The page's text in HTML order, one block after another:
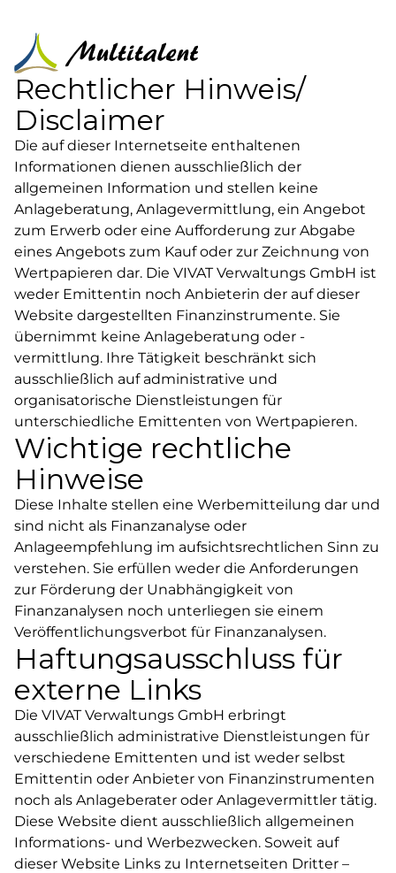
Rechtlicher Hinweis/
Disclaimer
Die auf dieser Internetseite enthaltenen
Informationen dienen ausschließlich der
allgemeinen Information und stellen keine
Anlageberatung, Anlagevermittlung, ein Angebot
zum Erwerb oder eine Aufforderung zur Abgabe
eines Angebots zum Kauf oder zur Zeichnung von
Wertpapieren dar. Die VIVAT Verwaltungs GmbH ist
weder Emittentin noch Anbieterin der auf dieser
Website dargestellten Finanzinstrumente. Sie
übernimmt keine Anlageberatung oder -
vermittlung. Ihre Tätigkeit beschränkt sich
ausschließlich auf administrative und
organisatorische Dienstleistungen für
unterschiedliche Emittenten von Wertpapieren.
Wichtige rechtliche
Hinweise
Diese Inhalte stellen eine Werbemitteilung dar und
sind nicht als Finanzanalyse oder
Anlageempfehlung im aufsichtsrechtlichen Sinn zu
verstehen. Sie erfüllen weder die Anforderungen
zur Förderung der Unabhängigkeit von
Finanzanalysen noch unterliegen sie einem
Veröffentlichungsverbot für Finanzanalysen.
Haftungsausschluss für
externe Links
Die VIVAT Verwaltungs GmbH erbringt
ausschließlich administrative Dienstleistungen für
verschiedene Emittenten und ist weder selbst
Emittentin oder Anbieter von Finanzinstrumenten
noch als Anlageberater oder Anlagevermittler tätig.
Diese Website dient ausschließlich allgemeinen
Informations- und Werbezwecken. Soweit auf
dieser Website Links zu Internetseiten Dritter –
Unsere Solarprojekte auf einen Blick
Projekte
Solarprojekte
202456
Solarpark V
LAGE
Brandenburg
ERWERB
2024
INVESTITIONSHÖHE
EUR 2.660.000
EUR 4.000.000
*Dieser Wert stellt eine Prognose dar.
Solarpark Barnin
LAGE
Mecklenburg-
Vorpommern
ERWERB
2023
INVESTITIONSHÖHE
EUR 5.000.000
GEPLANTER ERLÖS
EUR 9.200.000
*Dieser Wert stellt eine Prognose dar.
202353
Solarpark IV
LAGE
Brandenburg
ERWERB
2023
INVESTITIONSHÖHE
EUR 2.000.000